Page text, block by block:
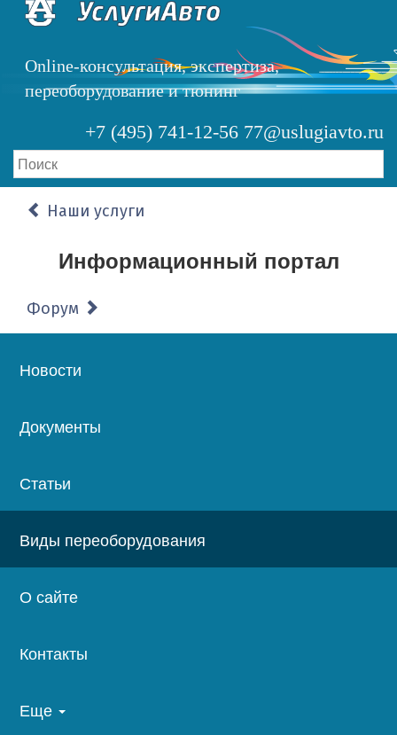
Перейти
содержанию
Online-консультация, экспертиза,
переоборудование и тюнинг
+7 (495) 741-12-56 77@uslugiavto.ru
Наши услуги
Информационный портал
Форум
Основная
Новости
Документы
Статьи
Виды переоборудования
О сайте
Контакты
Еще